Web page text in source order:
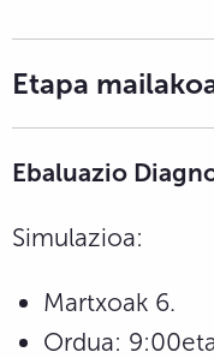
Etapa
Ebaluazio
Simulazioa:
Martxoak 6.
Ordua: